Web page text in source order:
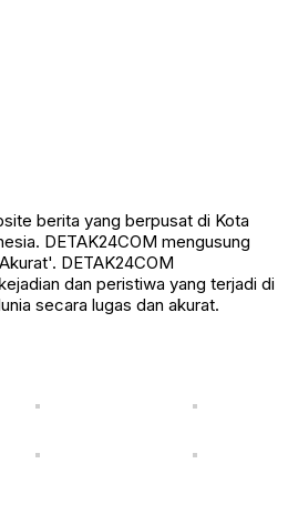
berita yang berpusat di Kota
DETAK24COM mengusung
DETAK24COM
dan peristiwa yang terjadi di
secara lugas dan akurat.